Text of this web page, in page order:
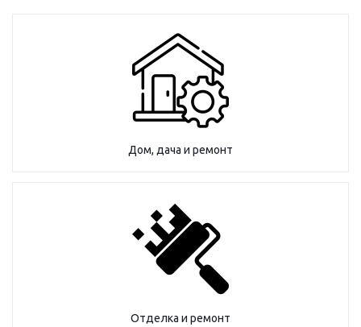
Дом, дача и ремонт
Отделка и ремонт